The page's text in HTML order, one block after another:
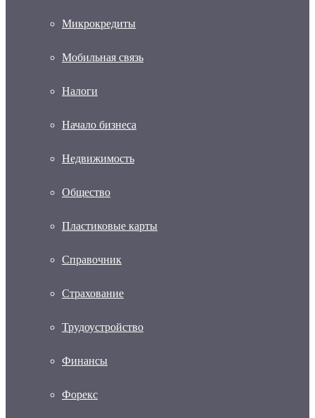
Микрокредиты
Мобильная связь
Налоги
Начало бизнеса
Недвижимость
Общество
Пластиковые карты
Справочник
Страхование
Трудоустройство
Финансы
Форекс